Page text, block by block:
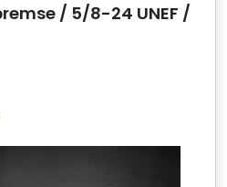
/ 5/8-24 UNEF /